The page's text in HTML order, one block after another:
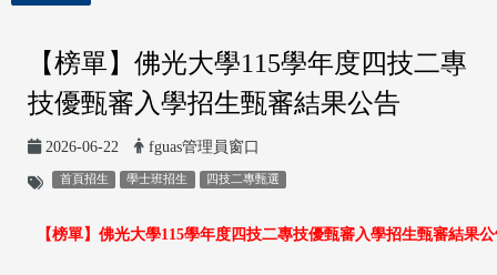
【榜單】佛光大學115學年度四技二專
技優甄審入學招生甄審結果公告
2026-06-22 fguas管理員窗口
首頁招生 學士班招生 四技二專甄選
【榜單】佛光大學115學年度四技二專技優甄審入學招生甄審結果